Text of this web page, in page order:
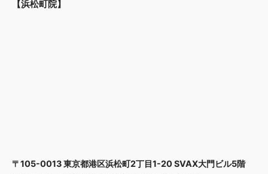
【浜松町院】
〒105-0013 東京都港区浜松町2丁目1-20 SVAX大門ビル5階